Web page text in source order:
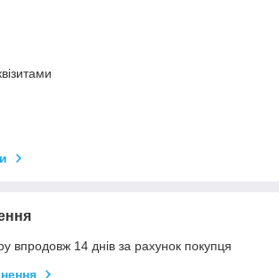
впродовж 14 днів за рахунок покупця